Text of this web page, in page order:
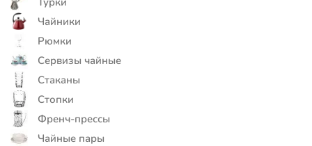
Чайники
Рюмки
Сервизы чайные
Стаканы
Стопки
Френч-прессы
Чайные пары